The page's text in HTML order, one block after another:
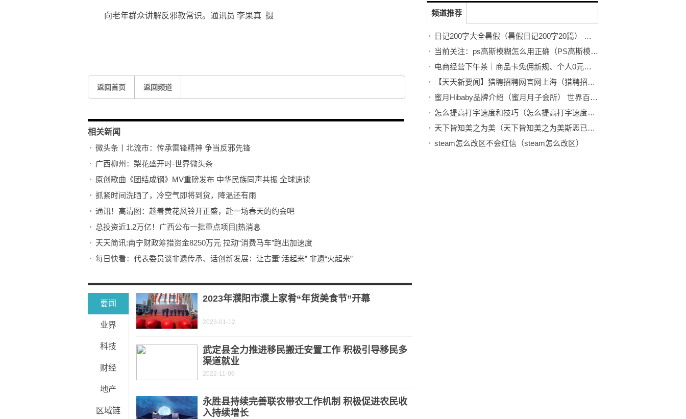
向老年群众讲解反邪教常识。通讯员 李果真 摄
返回首页 返回频道
相关新闻
微头条丨北流市：传承雷锋精神 争当反邪先锋
广西柳州：梨花盛开时-世界微头条
原创歌曲《团结成钢》MV重磅发布 中华民族同声共振 全球速读
抓紧时间洗晒了，冷空气即将到货，降温还有雨
通讯！高清图：趁着黄花风铃开正盛，赴一场春天的约会吧
总投资近1.2万亿！广西公布一批重点项目|热消息
天天简讯:南宁财政筹措资金8250万元 拉动“消费马车”跑出加速度
每日快看：代表委员谈非遗传承、话创新发展：让古董“活起来” 非遗“火起来”
要闻
业界
科技
财经
地产
区域链
2023年濮阳市濮上家肴“年货美食节”开幕
2023-01-12
武定县全力推进移民搬迁安置工作 积极引导移民多
渠道就业
2022-11-09
永胜县持续完善联农带农工作机制 积极促进农民收
入持续增长
频道推荐
日记200字大全暑假（暑假日记200字20篇） 当前热闻
当前关注：ps高斯模糊怎么用正确（PS高斯模糊怎么用）
电商经营下午茶｜商品卡免佣新规、个人0元开店、抖音38好物节
【天天新要闻】猎聘招聘网官网上海（猎聘招聘网）
蜜月Hibaby品牌介绍（蜜月月子会所） 世界百事通
怎么提高打字速度和技巧（怎么提高打字速度和准确度）-环球短讯
天下皆知美之为美（天下皆知美之为美斯恶已皆知善之为善斯不善已） 每日快看
steam怎么改区不会红信（steam怎么改区）